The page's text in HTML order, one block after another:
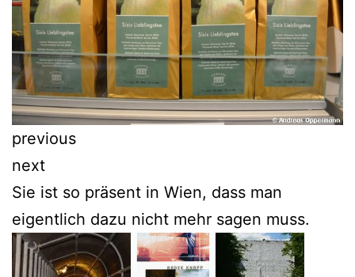
previous
next
Sie ist so präsent in Wien, dass man
eigentlich dazu nicht mehr sagen muss.